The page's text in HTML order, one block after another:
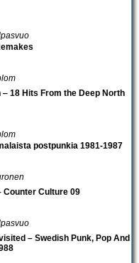
18 Hits From the Deep North
postpunkia 1981-1987
Counter Culture 09
– Swedish Punk, Pop And